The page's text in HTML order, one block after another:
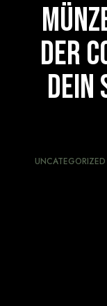
der
UNCATEGORIZED